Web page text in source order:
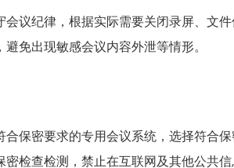
议纪律，根据实际需要关闭录屏、文
免出现敏感会议内容外泄等情形。
保密要求的专用会议系统，选择符合
检查检测，禁止在互联网及其他公共信